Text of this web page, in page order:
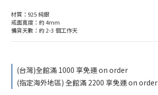
材質：925 純銀
戒面寬度：約 4mm
備貨天數：約 2-3 個工作天
(台灣)全館滿 1000 享免運 on order
(指定海外地區) 全館滿 2200 享免運 on order